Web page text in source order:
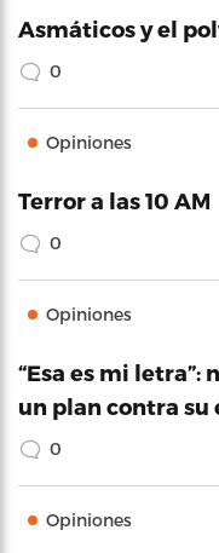
Asmáticos y el
0
Opiniones
Terror a las 10 AM
0
Opiniones
“Esa es mi letra”:
un plan contra su
0
Opiniones